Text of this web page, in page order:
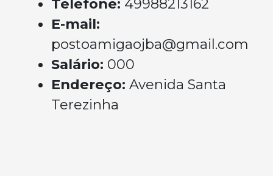
Telefone: 49988213162
E-mail:
postoamigaojba@gmail.com
Salário: 000
Endereço: Avenida Santa
Terezinha